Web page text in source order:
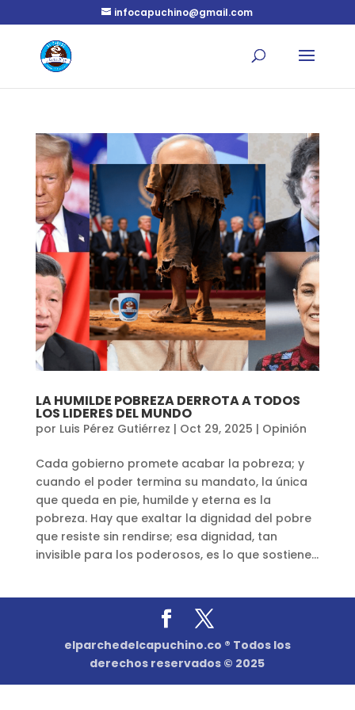
infocapuchino@gmail.com
LA HUMILDE POBREZA DERROTA A TODOS
LOS LIDERES DEL MUNDO
por Luis Pérez Gutiérrez | Oct 29, 2025 | Opinión
Cada gobierno promete acabar la pobreza; y
cuando el poder termina su mandato, la única
que queda en pie, humilde y eterna es la
pobreza. Hay que exaltar la dignidad del pobre
que resiste sin rendirse; esa dignidad, tan
invisible para los poderosos, es lo que sostiene...
elparchedelcapuchino.co ® Todos los
derechos reservados © 2025